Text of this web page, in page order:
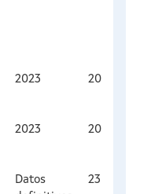
2023 20
2023 20
Datos
23